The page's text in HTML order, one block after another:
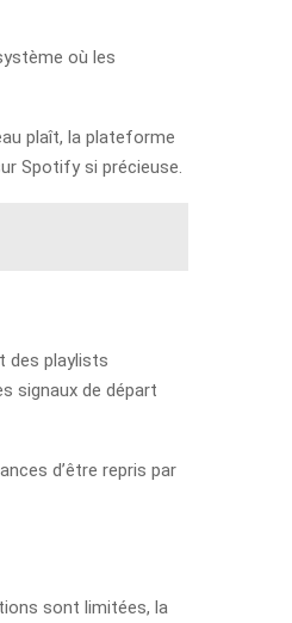
où les
plaît, la plateforme
Spotify si précieuse.
des playlists
signaux de départ
d’être repris par
sont limitées, la